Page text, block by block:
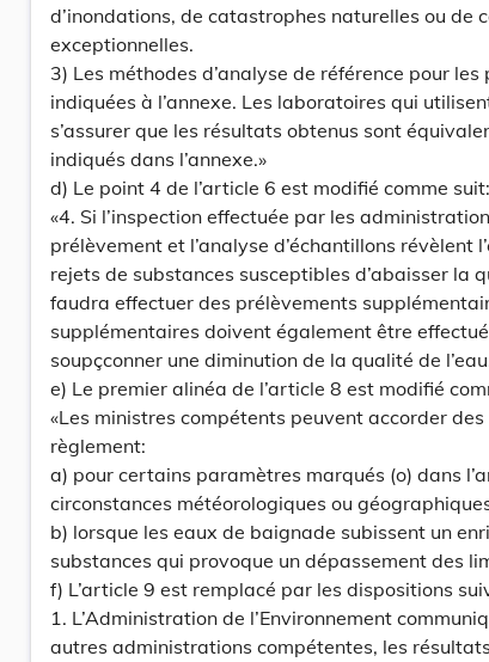
d’inondations, de catastrophes naturelles ou de
exceptionnelles.
3) Les méthodes d’analyse de référence pour
indiquées à l’annexe. Les laboratoires qui
s’assurer que les résultats obtenus sont
indiqués dans l’annexe.»
d) Le point 4 de l’article 6 est modifié comme suit:
«4. Si l’inspection effectuée par les
prélèvement et l’analyse d’échantillons révèlent
rejets de substances susceptibles d’abaisser la
faudra effectuer des prélèvements
supplémentaires doivent également être
soupçconner une diminution de la qualité de
e) Le premier alinéa de l’article 8 est modifié
«Les ministres compétents peuvent accorder
règlement:
a) pour certains paramètres marqués (o) dans
circonstances météorologiques ou
b) lorsque les eaux de baignade subissent un
substances qui provoque un dépassement des
f) L’article 9 est remplacé par les dispositions
1. L’Administration de l’Environnement
autres administrations compétentes, les